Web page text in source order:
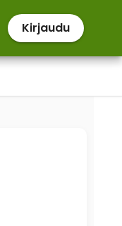
Kirjaudu